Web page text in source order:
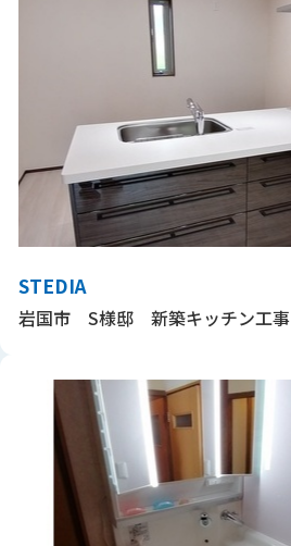
STEDIA
岩国市 S様邸 新築キッチン工事